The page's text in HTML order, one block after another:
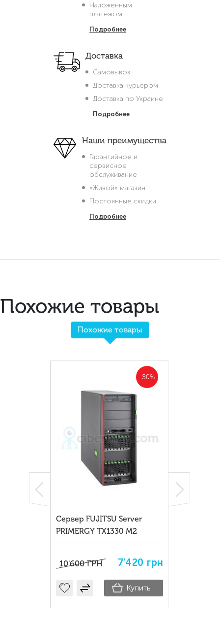
Наложенным
платежом
Подробнее
Доставка
Самовывоз
Доставка курьером
Доставка по Украине
Подробнее
Наши преимущества
Гарантийное и
сервисное
обслуживание
«Живой» магазин
Постоянные скидки
Подробнее
Похожие товары
Похожие товары
-30%
Сервер FUJITSU Server
PRIMERGY TX1330 M2
10'600 ГРН 7'420 грн
Купить